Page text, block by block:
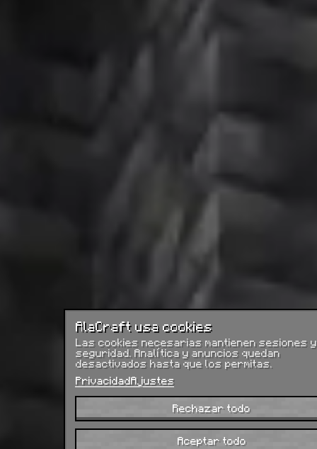
AlaCraft usa cookies
Las cookies necesarias mantienen sesiones y
seguridad. Analítica y anuncios quedan
desactivados hasta que los permitas.
PrivacidadAjustes
Rechazar todo
Aceptar todo